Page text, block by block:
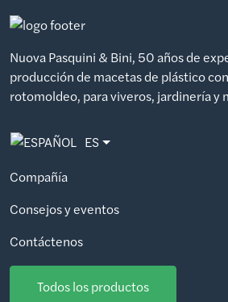
Nuova Pasquini & Bini, 50 años de
producción de macetas de plástico
rotomoldeo, para viveros, jardinería y
ES
Compañía
Consejos y eventos
Contáctenos
Todos los productos